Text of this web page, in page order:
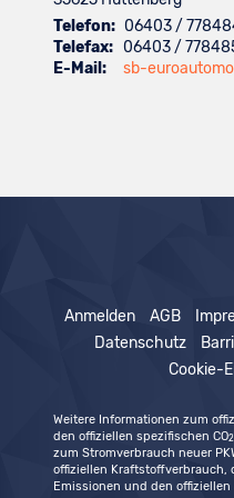
Telefon: 06403 /
Telefax: 06403 /
E-Mail:
sb-
Anmelden AGB
Datenschutz
Cookie-
Weitere Informationen zum
den offiziellen spezifischen CO2
zum Stromverbrauch neuer
offiziellen Kraftstoffverbrauch,
Emissionen und den offiziellen